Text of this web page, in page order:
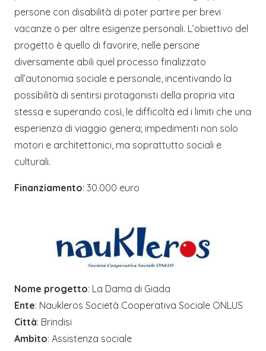
persone con disabilità di poter partire per brevi
vacanze o per altre esigenze personali. L’obiettivo del
progetto è quello di favorire, nelle persone
diversamente abili quel processo finalizzato
all’autonomia sociale e personale, incentivando la
possibilità di sentirsi protagonisti della propria vita
stessa e superando così, le difficoltà ed i limiti che una
esperienza di viaggio genera; impedimenti non solo
motori e architettonici, ma soprattutto sociali e
culturali.
Finanziamento: 30.000 euro
Nome progetto: La Dama di Giada
Ente: Naukleros Società Cooperativa Sociale ONLUS
Città: Brindisi
Ambito: Assistenza sociale